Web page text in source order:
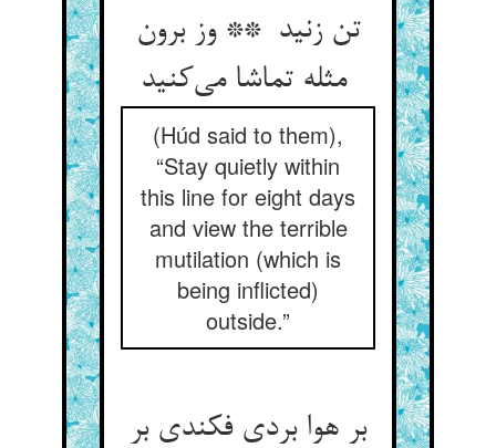
تن زنید ** وز برون
مثله تماشا می‌کنید
(Húd said to them),
“Stay quietly within
this line for eight days
and view the terrible
mutilation (which is
being inflicted)
outside.”
بر هوا بردی فکندی بر